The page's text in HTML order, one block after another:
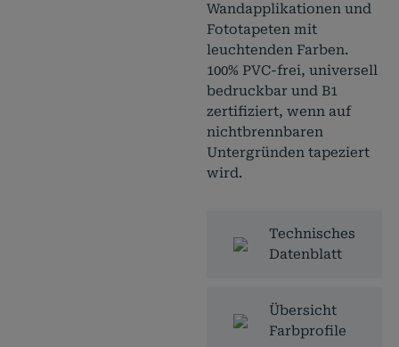
Wandapplikationen und
Fototapeten mit
leuchtenden Farben.
100% PVC-frei, universell
bedruckbar und B1
zertifiziert, wenn auf
nichtbrennbaren
Untergründen tapeziert
wird.
Technisches
Datenblatt
Übersicht
Farbprofile